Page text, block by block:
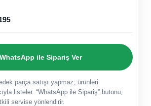
WhatsApp ile Sipariş Ver
parça satışı yapmaz; ürünleri
listeler. “WhatsApp ile Sipariş” butonu,
servise yönlendirir.